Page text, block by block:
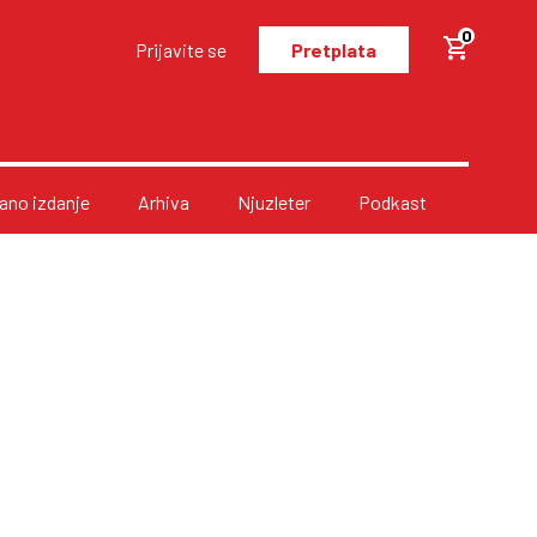
Prijavite se Pretplata
0
izdanje Arhiva Njuzleter Podkast